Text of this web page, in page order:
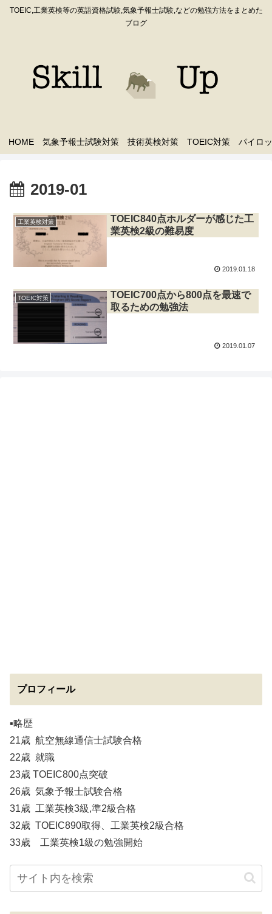
TOEIC,工業英検等の英語資格試験,気象予報士試験,などの勉強方法をまとめた
ブログ
HOME 気象予報士試験対策 技術英検対策 TOEIC対策 パイロ
2019-01
工業英検対策
TOEIC840点ホルダーが感じた工
業英検2級の難易度
2019.01.18
TOEIC対策
TOEIC700点から800点を最速で
取るための勉強法
2019.01.07
プロフィール
▪️略歴
21歳 航空無線通信士試験合格
22歳 就職
23歳 TOEIC800点突破
26歳 気象予報士試験合格
31歳 工業英検3級,準2級合格
32歳 TOEIC890取得、工業英検2級合格
33歳 工業英検1級の勉強開始